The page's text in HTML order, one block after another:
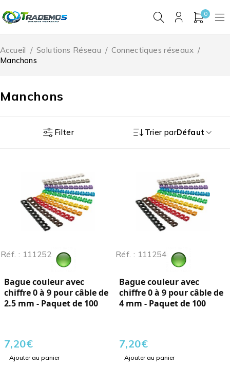
0
Manchons
Accueil / Solutions Réseau / Connectiques réseaux /
Manchons
Filter Trier parDéfaut
Réf. : 111252
Bague couleur avec
chiffre 0 à 9 pour câble de
2.5 mm - Paquet de 100
7,20€
Ajouter au panier
Réf. : 111254
Bague couleur avec
chiffre 0 à 9 pour câble de
4 mm - Paquet de 100
7,20€
Ajouter au panier